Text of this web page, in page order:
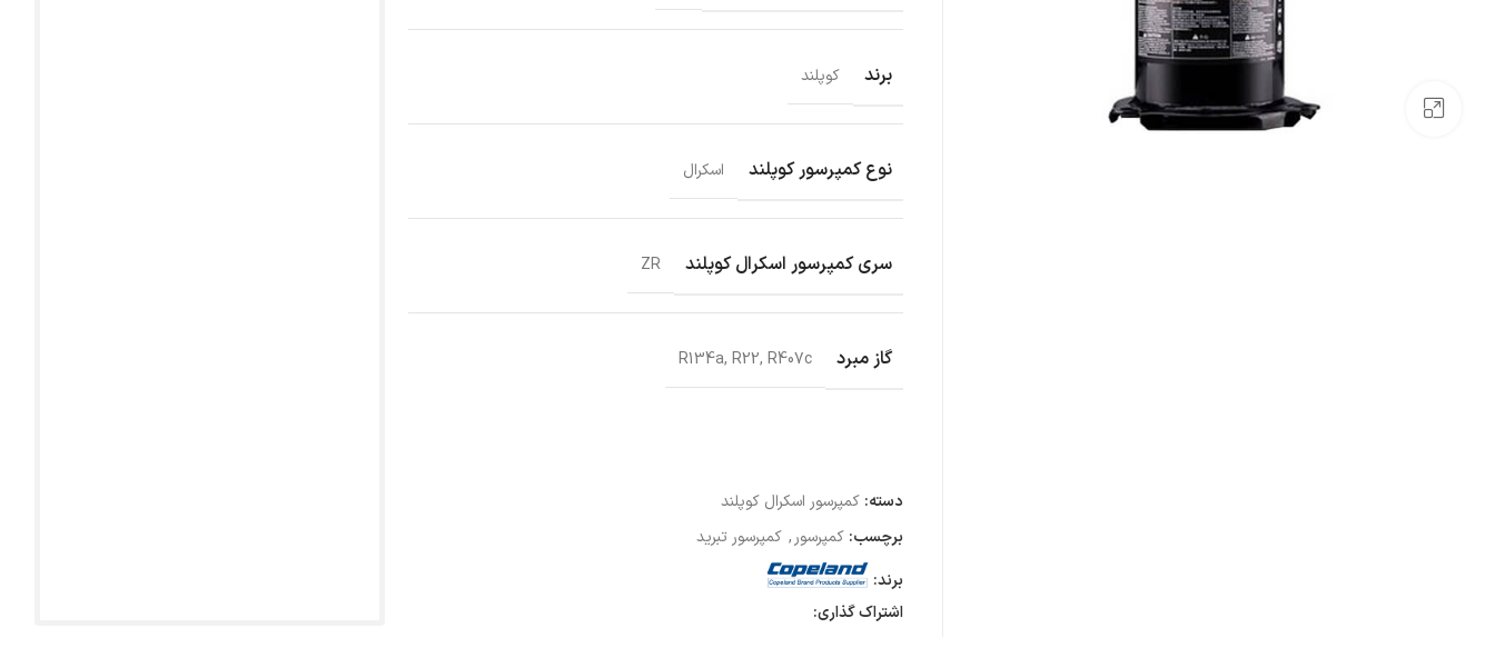
بزرگنمایی تصویر
برند کوپلند
نوع کمپرسور کوپلند اسکرال
سری کمپرسور اسکرال کوپلند ZR
گاز مبرد R134a, R22, R407c
دسته: کمپرسور اسکرال کوپلند
برچسب: کمپرسور , کمپرسور تبرید
برند:
اشتراک گذاری: